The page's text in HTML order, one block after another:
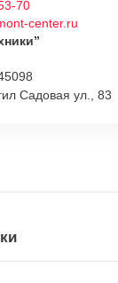
Садовая ул., 83
70
center.ru